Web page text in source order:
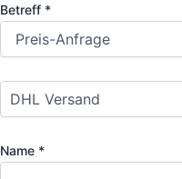
Betreff *
Name *